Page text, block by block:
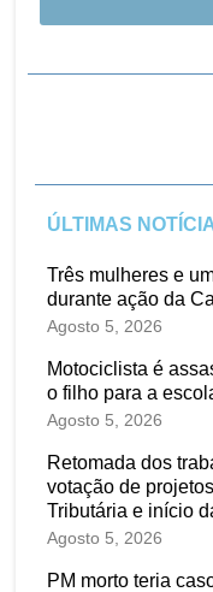
ÚLTIMAS
Três mulheres e
durante ação da
Agosto 5, 2026
Motociclista é
o filho para a
Agosto 5, 2026
Retomada dos
votação de
Tributária e início
Agosto 5, 2026
PM morto teria